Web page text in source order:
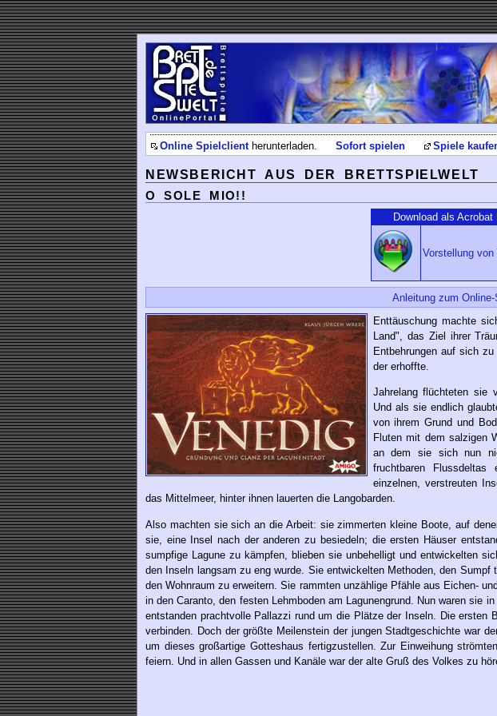
Online Spielclientherunterladen. Sofort spielen Spiele
NEWSBERICHT AUS DER BRETTSPIELWELT
O SOLE MIO!!
Download als Acrobat
Vorstellung von
Anleitung zum Online-
Enttäuschung machte
Land", das Ziel ihrer
Entbehrungen auf sich
der erhoffte.
Jahrelang flüchteten sie
Und als sie endlich
von ihrem Grund und
Fluten mit dem salzigen
an dem sie sich nun
fruchtbaren
einzelnen, verstreuten
das Mittelmeer, hinter ihnen lauerten die Langobarden.
Also machten sie sich an die Arbeit: sie zimmerten kleine Boote, auf
sie, eine Insel nach der anderen zu besiedeln; die ersten Häuser
sumpfige Lagune zu kämpfen, blieben sie unbehelligt und entwickelten
den Inseln langsam zu eng wurde. Sie entwickelten Methoden, den
den Wohnraum zu erweitern. Sie rammten unzählige Pfähle aus Eichen-
in den Caranto, den festen Lehmboden am Lagunengrund. Nun waren sie
entstanden prachtvolle Pallazzi rund um die Plätze der Inseln. Die ersten
verbinden. Doch der größte Meilenstein der jungen Stadtgeschichte war
um dieses großartige Gotteshaus fertigzustellen. Zur Einweihung
feiern. Und in allen Gassen und Kanäle war der alte Gruß des Volkes zu